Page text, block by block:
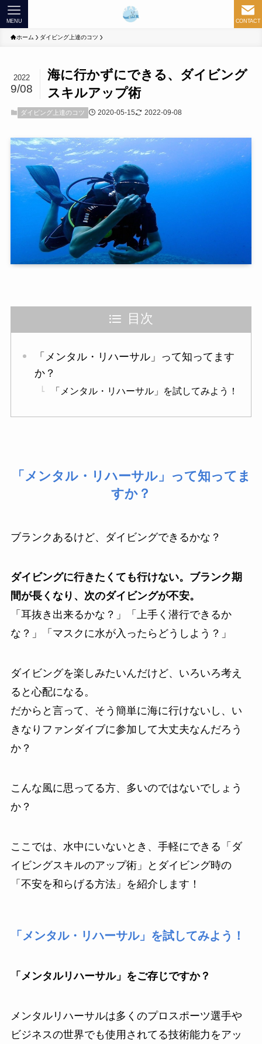
CONTACT
MENU
ホーム ダイビング上達のコツ
海に行かずにできる、ダイビング
スキルアップ術
2022
9/08
ダイビング上達のコツ 2020-05-15 2022-09-08
目次
「メンタル・リハーサル」って知ってます
か？
「メンタル・リハーサル」を試してみよう！
「メンタル・リハーサル」って知ってま
すか？
ブランクあるけど、ダイビングできるかな？
ダイビングに行きたくても行けない。ブランク期
間が長くなり、次のダイビングが不安。
「耳抜き出来るかな？」「上手く潜行できるか
な？」「マスクに水が入ったらどうしよう？」
ダイビングを楽しみたいんだけど、いろいろ考え
ると心配になる。
だからと言って、そう簡単に海に行けないし、い
きなりファンダイブに参加して大丈夫なんだろう
か？
こんな風に思ってる方、多いのではないでしょう
か？
ここでは、水中にいないとき、手軽にできる「ダ
イビングスキルのアップ術」とダイビング時の
「不安を和らげる方法」を紹介します！
「メンタル・リハーサル」を試してみよう！
「メンタルリハーサル」をご存じですか？
メンタルリハーサルは多くのプロスポーツ選手や
ビジネスの世界でも使用されてる技術能力をアッ